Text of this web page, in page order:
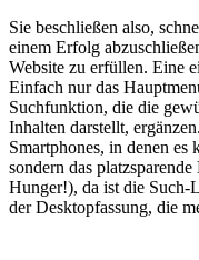
Sie beschließen also,
einem Erfolg
Website zu erfüllen. Eine
Einfach nur das
Suchfunktion, die die
Inhalten darstellt,
Smartphones, in denen
sondern das
Hunger!), da ist die Such-
der Desktopfassung, die